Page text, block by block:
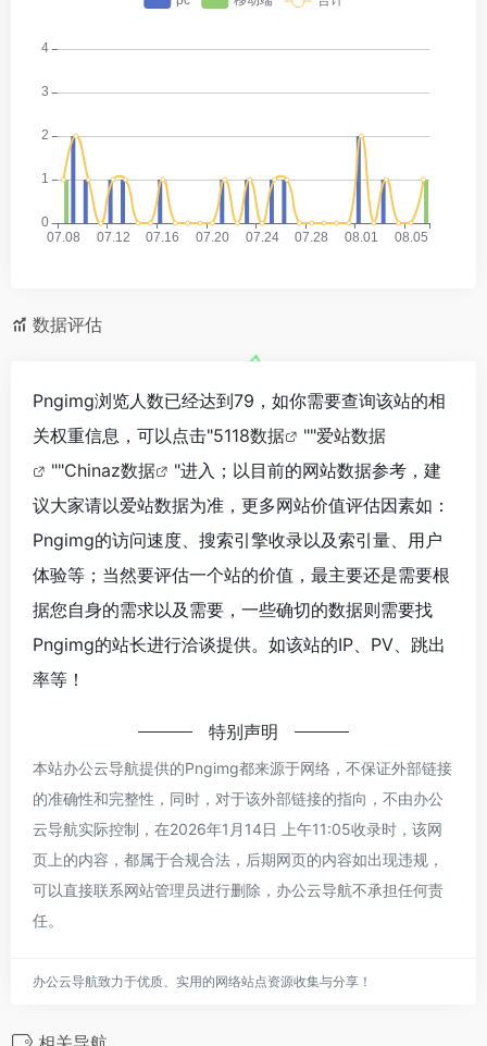
数据评估
Pngimg浏览人数已经达到79，如你需要查询该站的相
关权重信息，可以点击"5118数据 ""爱站数据
""Chinaz数据
"进入；以目前的网站数据参考，建
议大家请以爱站数据为准，更多网站价值评估因素如：
Pngimg的访问速度、搜索引擎收录以及索引量、用户
体验等；当然要评估一个站的价值，最主要还是需要根
据您自身的需求以及需要，一些确切的数据则需要找
Pngimg的站长进行洽谈提供。如该站的IP、PV、跳出
率等！
特别声明
本站办公云导航提供的Pngimg都来源于网络，不保证外部链接
的准确性和完整性，同时，对于该外部链接的指向，不由办公
云导航实际控制，在2026年1月14日 上午11:05收录时，该网
页上的内容，都属于合规合法，后期网页的内容如出现违规，
可以直接联系网站管理员进行删除，办公云导航不承担任何责
任。
办公云导航致力于优质、实用的网络站点资源收集与分享！